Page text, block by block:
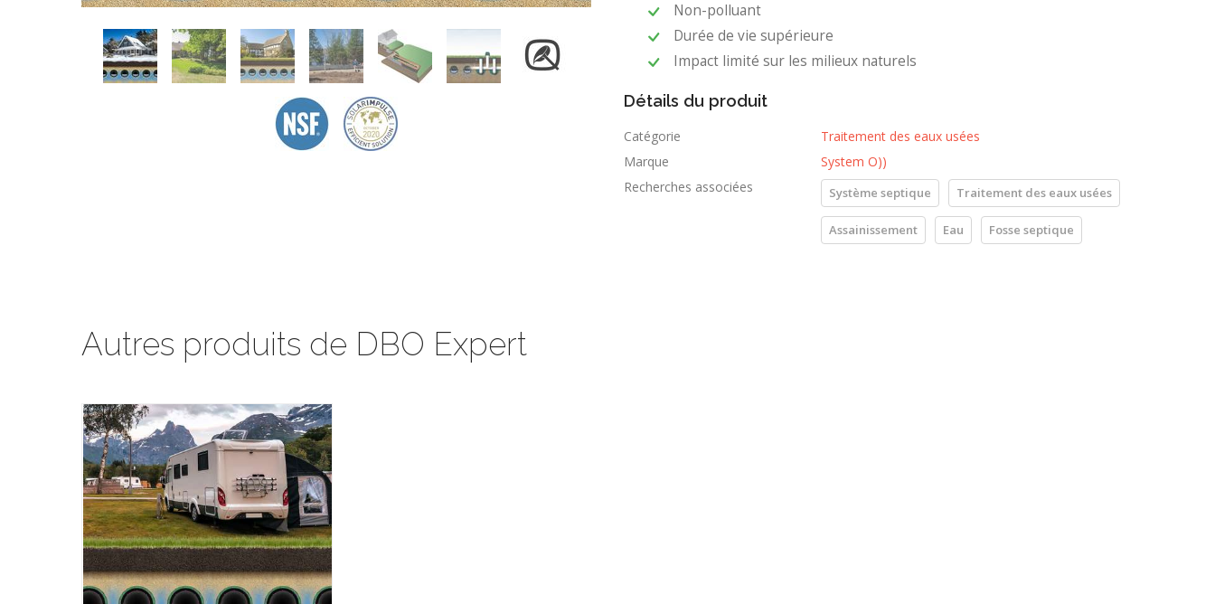
Non-polluant
Durée de vie supérieure
Impact limité sur les milieux naturels
Détails du produit
Catégorie
Traitement des eaux usées
Marque
System O))
Recherches associées
Système septique Traitement des eaux usées
Assainissement Eau Fosse septique
Autres produits de DBO Expert